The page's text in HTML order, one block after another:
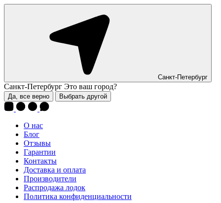
Санкт-Петербург
Санкт-Петербург Это ваш город?
Да, все верно Выбрать другой
О нас
Блог
Отзывы
Гарантии
Контакты
Доставка и оплата
Производители
Распродажа лодок
Политика конфиденциальности